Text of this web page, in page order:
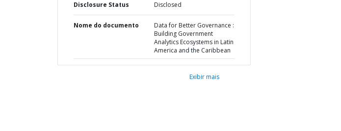
Disclosure Status Disclosed
Nome do documento
Data for Better Governance :
Building Government
Analytics Ecosystems in Latin
America and the Caribbean
Exibir mais